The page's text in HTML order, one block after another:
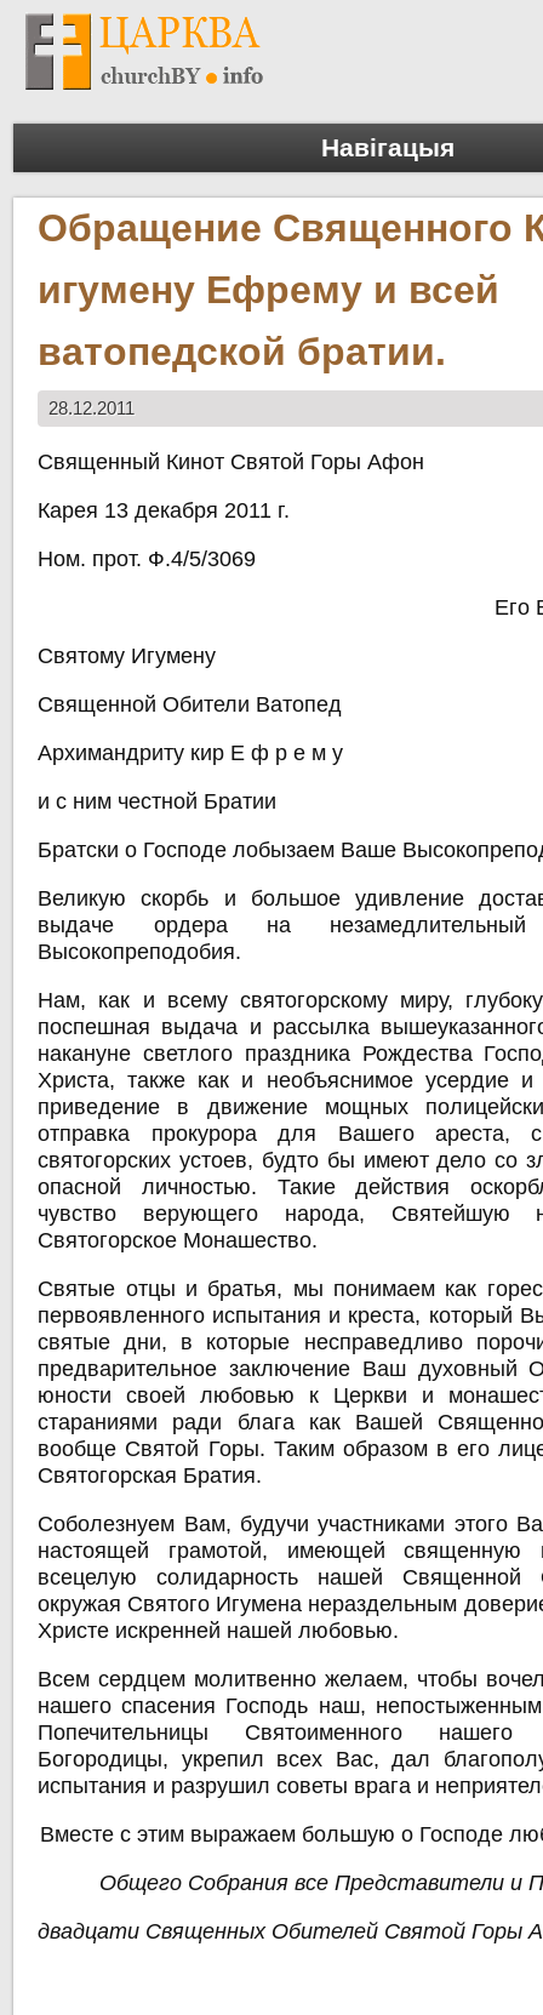
Навігацыя
Обращение Священного
игумену Ефрему и всей
ватопедской братии.
28.12.2011
Священный Кинот Святой Горы Афон
Карея 13 декабря 2011 г.
Ном. прот. Ф.4/5/3069
Его
Святому Игумену
Священной Обители Ватопед
Архимандриту кир Е ф р е м у
и с ним честной Братии
Братски о Господе лобызаем Ваше
Великую скорбь и большое удивление
выдаче ордера на
Высокопреподобия.
Нам, как и всему святогорскому миру,
поспешная выдача и рассылка
накануне светлого праздника Рождества
Христа, также как и необъяснимое усердие и
приведение в движение мощных
отправка прокурора для Вашего ареста,
святогорских устоев, будто бы имеют дело со
опасной личностью. Такие действия
чувство верующего народа,
Святогорское Монашество.
Святые отцы и братья, мы понимаем как
первоявленного испытания и креста, который
святые дни, в которые несправедливо
предварительное заключение Ваш духовный
юности своей любовью к Церкви и
стараниями ради блага как Вашей
вообще Святой Горы. Таким образом в его
Святогорская Братия.
Соболезнуем Вам, будучи участниками этого
настоящей грамотой, имеющей священную
всецелую солидарность нашей Священной
окружая Святого Игумена нераздельным
Христе искренней нашей любовью.
Всем сердцем молитвенно желаем, чтобы
нашего спасения Господь наш, непостыженным
Попечительницы Святоименного
Богородицы, укрепил всех Вас, дал
испытания и разрушил советы врага и
Вместе с этим выражаем большую о Господе
Общего Собрания все Представители и
двадцати Священных Обителей Святой Горы